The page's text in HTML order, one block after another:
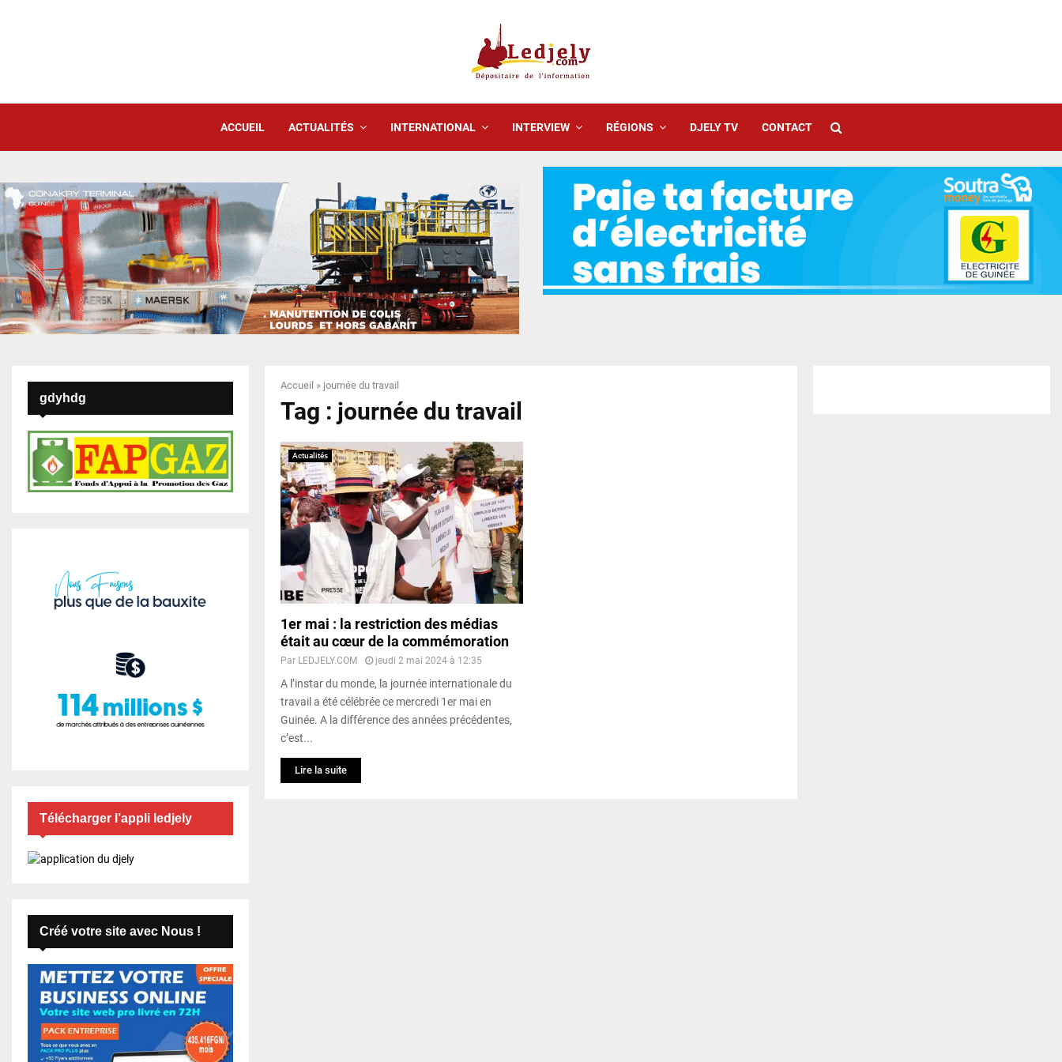
ACCUEIL ACTUALITÉS INTERNATIONAL INTERVIEW RÉGIONS DJELY TV CONTACT
Accueil » journée du travail
Tag : journée du travail
Actualités
1er mai : la restriction des médias
était au cœur de la commémoration
Par LEDJELY.COM jeudi 2 mai 2024 à 12:35
A l’instar du monde, la journée internationale du
travail a été célébrée ce mercredi 1er mai en
Guinée. A la différence des années précédentes,
c’est...
Lire la suite
gdyhdg
Télécharger l’appli ledjely
Créé votre site avec Nous !